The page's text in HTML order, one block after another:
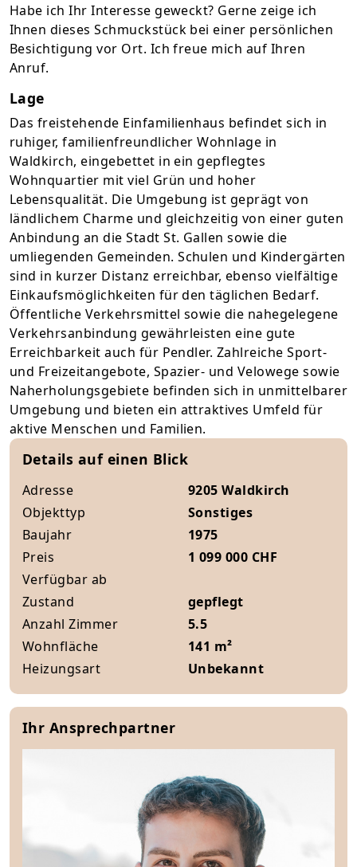
Habe ich Ihr Interesse geweckt? Gerne zeige ich
Ihnen dieses Schmuckstück bei einer persönlichen
Besichtigung vor Ort. Ich freue mich auf Ihren
Anruf.
Lage
Das freistehende Einfamilienhaus befindet sich in
ruhiger, familienfreundlicher Wohnlage in
Waldkirch, eingebettet in ein gepflegtes
Wohnquartier mit viel Grün und hoher
Lebensqualität. Die Umgebung ist geprägt von
ländlichem Charme und gleichzeitig von einer guten
Anbindung an die Stadt St. Gallen sowie die
umliegenden Gemeinden. Schulen und Kindergärten
sind in kurzer Distanz erreichbar, ebenso vielfältige
Einkaufsmöglichkeiten für den täglichen Bedarf.
Öffentliche Verkehrsmittel sowie die nahegelegene
Verkehrsanbindung gewährleisten eine gute
Erreichbarkeit auch für Pendler. Zahlreiche Sport-
und Freizeitangebote, Spazier- und Velowege sowie
Naherholungsgebiete befinden sich in unmittelbarer
Umgebung und bieten ein attraktives Umfeld für
aktive Menschen und Familien.
Details auf einen Blick
Adresse
9205 Waldkirch
Objekttyp
Sonstiges
Baujahr
1975
Preis
1 099 000 CHF
Verfügbar ab
Zustand
gepflegt
Anzahl Zimmer
5.5
Wohnfläche
141 m²
Heizungsart
Unbekannt
Ihr Ansprechpartner